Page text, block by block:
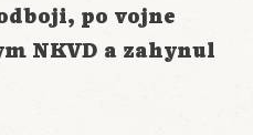
po vojne
NKVD a zahynul